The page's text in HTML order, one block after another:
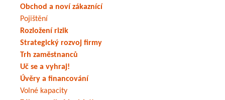
Obchod a noví zákaznící
Pojištění
Rozložení rizik
Strategický rozvoj firmy
Trh zaměstnanců
Uč se a vyhraj!
Úvěry a financování
Volné kapacity